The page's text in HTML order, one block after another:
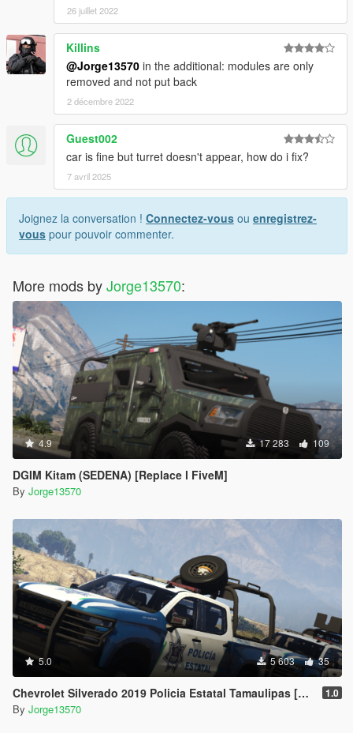
26 juillet 2022
Killins
@Jorge13570 in the additional: modules are only
removed and not put back
2 décembre 2022
Guest002
car is fine but turret doesn't appear, how do i fix?
7 avril 2025
Joignez la conversation ! Connectez-vous ou enregistrez-
vous pour pouvoir commenter.
More mods byJorge13570:
4.9 17 283 109
DGIM Kitam (SEDENA) [Replace l FiveM]
By Jorge13570
5.0 5 603 35
Chevrolet Silverado 2019 Policia Estatal Tamaulipas [Add-On / FiveM] 1.0
By Jorge13570